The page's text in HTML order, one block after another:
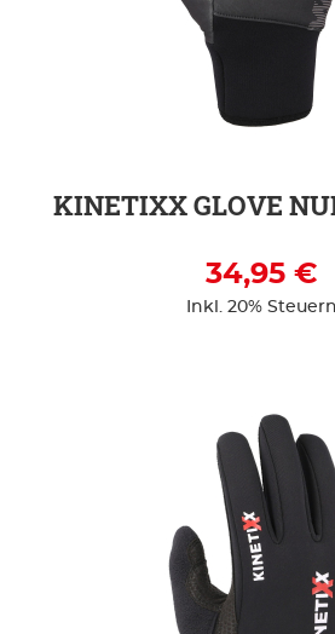
KINETIXX GLOVE
34,95 €
Inkl. 20% Steuern
ZUR DETAILSEITE